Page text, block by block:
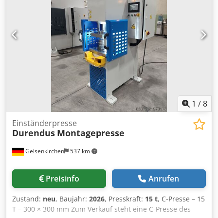
1 /8
Gelsenkirchen 537 km
Einständerpresse
Durendus Montagepresse
Preisinfo Anrufen
Zustand: neu, Baujahr: 2026, Presskraft: 15 t, C-Presse – 15
T – 300 × 300 mm Zum Verkauf steht eine C-Presse des